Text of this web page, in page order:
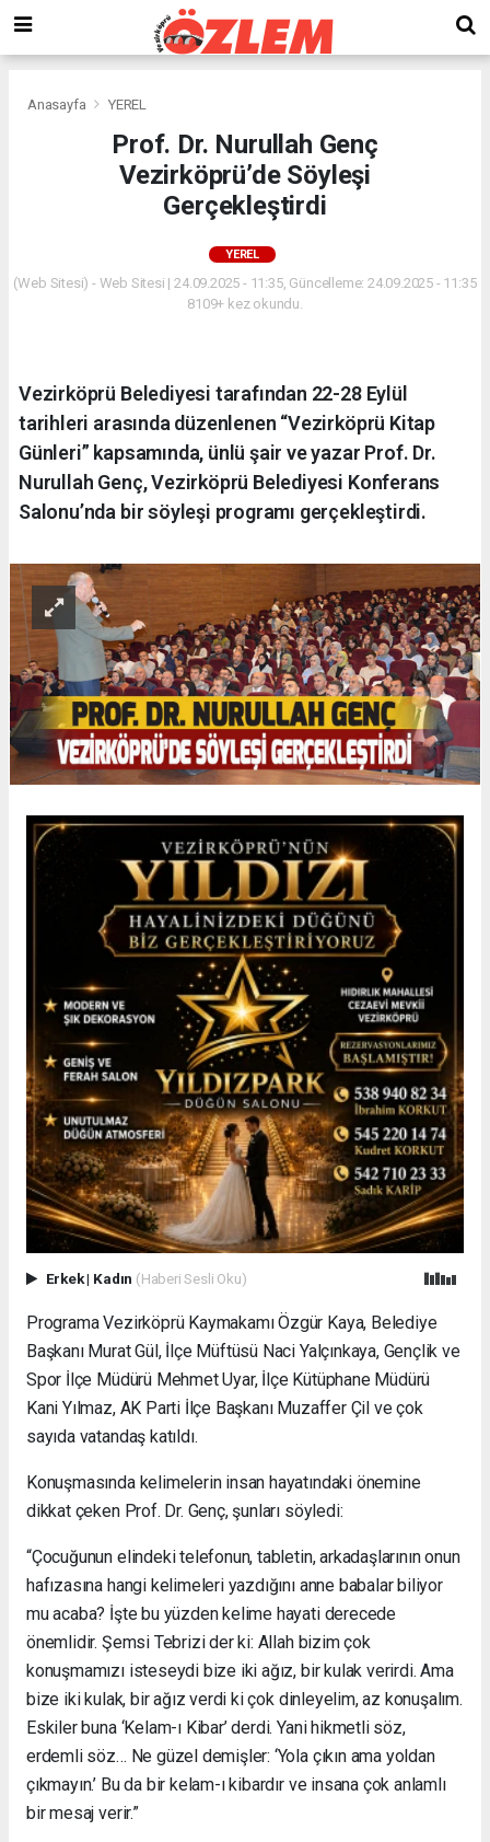
Anasayfa YEREL
Prof. Dr. Nurullah Genç
Vezirköprü’de Söyleşi
Gerçekleştirdi
YEREL
(Web Sitesi) - Web Sitesi | 24.09.2025 - 11:35, Güncelleme: 24.09.2025 - 11:35
8109+ kez okundu.
Vezirköprü Belediyesi tarafından 22-28 Eylül
tarihleri arasında düzenlenen “Vezirköprü Kitap
Günleri” kapsamında, ünlü şair ve yazar Prof. Dr.
Nurullah Genç, Vezirköprü Belediyesi Konferans
Salonu’nda bir söyleşi programı gerçekleştirdi.
Erkek| Kadın (Haberi Sesli Oku)
Programa Vezirköprü Kaymakamı Özgür Kaya, Belediye
Başkanı Murat Gül, İlçe Müftüsü Naci Yalçınkaya, Gençlik ve
Spor İlçe Müdürü Mehmet Uyar, İlçe Kütüphane Müdürü
Kani Yılmaz, AK Parti İlçe Başkanı Muzaffer Çil ve çok
sayıda vatandaş katıldı.
Konuşmasında kelimelerin insan hayatındaki önemine
dikkat çeken Prof. Dr. Genç, şunları söyledi:
“Çocuğunun elindeki telefonun, tabletin, arkadaşlarının onun
hafızasına hangi kelimeleri yazdığını anne babalar biliyor
mu acaba? İşte bu yüzden kelime hayati derecede
önemlidir. Şemsi Tebrizi der ki: Allah bizim çok
konuşmamızı isteseydi bize iki ağız, bir kulak verirdi. Ama
bize iki kulak, bir ağız verdi ki çok dinleyelim, az konuşalım.
Eskiler buna ‘Kelam-ı Kibar’ derdi. Yani hikmetli söz,
erdemli söz… Ne güzel demişler: ‘Yola çıkın ama yoldan
çıkmayın.’ Bu da bir kelam-ı kibardır ve insana çok anlamlı
bir mesaj verir.”